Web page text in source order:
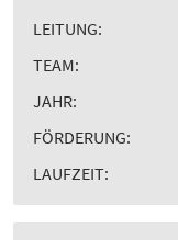
LEITUNG:
TEAM:
JAHR:
FÖRDERUNG:
LAUFZEIT: